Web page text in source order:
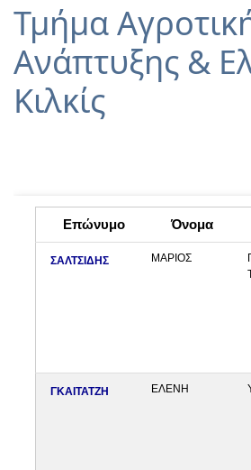
Τμήμα
Ανάπτυξης &
Κιλκίς